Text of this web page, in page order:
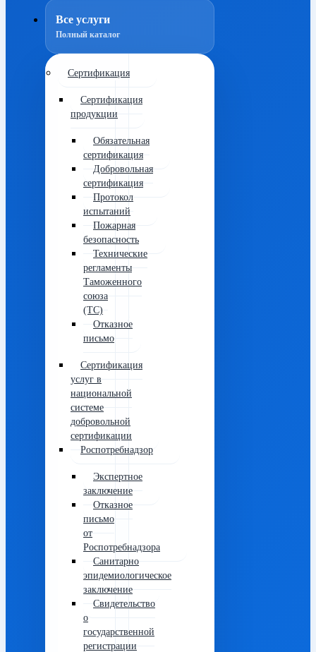
Все услуги
Полный каталог
Сертификация
Сертификация
продукции
Обязательная
сертификация
Добровольная
сертификация
Протокол
испытаний
Пожарная
безопасность
Технические
регламенты
Таможенного
союза
(ТС)
Отказное
письмо
Сертификация
услуг в
национальной
системе
добровольной
сертификации
Роспотребнадзор
Экспертное
заключение
Отказное
письмо
от
Роспотребнадзора
Санитарно
эпидемиологическое
заключение
Свидетельство
о
государственной
регистрации